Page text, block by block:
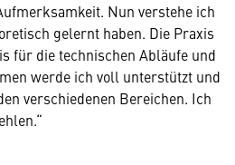
Nun verstehe ich
gelernt haben. Die Praxis
für die technischen Abläufe und
werde ich voll unterstützt und
verschiedenen Bereichen. Ich